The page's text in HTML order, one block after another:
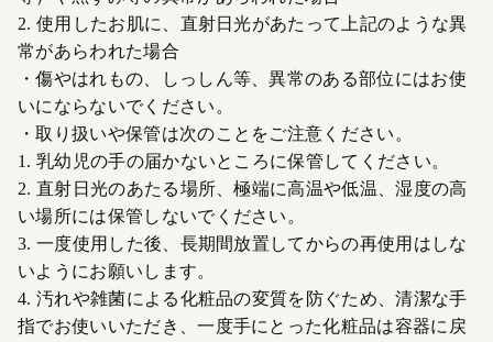
2. 使用したお肌に、直射日光があたって上記のような異
常があらわれた場合
・傷やはれもの、しっしん等、異常のある部位にはお使
いにならないでください。
・取り扱いや保管は次のことをご注意ください。
1. 乳幼児の手の届かないところに保管してください。
2. 直射日光のあたる場所、極端に高温や低温、湿度の高
い場所には保管しないでください。
3. 一度使用した後、長期間放置してからの再使用はしな
いようにお願いします。
4. 汚れや雑菌による化粧品の変質を防ぐため、清潔な手
指でお使いいただき、一度手にとった化粧品は容器に戻